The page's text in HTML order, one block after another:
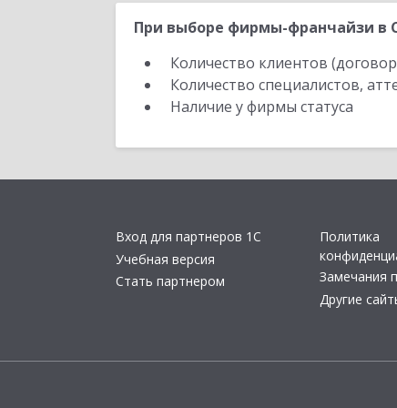
При выборе фирмы-франчайзи в
Количество клиентов
Количество специалистов,
Наличие у фирмы статуса
Вход для партнеров 1С
Учебная версия
Стать партнером
Политика
Замечания
Другие